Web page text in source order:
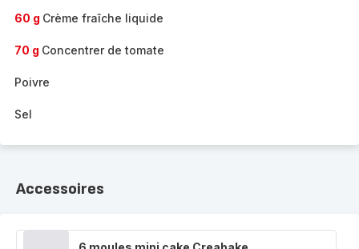
60 g Crème fraîche liquide
70 g Concentrer de tomate
Poivre
Sel
Accessoires